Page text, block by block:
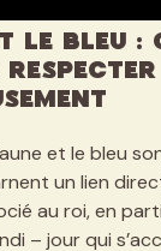
le bleu :
respecter
et le bleu
un lien
au roi, en
– jour qui